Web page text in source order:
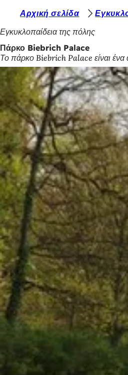
Μετάβαση στο περιεχόμενο
ρ
ί
σ
κ
ε
σ
τ
ε
ε
δ
ώ
:
Αρχική σελίδα
Εγκυκλοπαίδεια της πόλης
Πάρκο Biebrich Palace
Το πάρκο Biebrich Palace είναι ένα